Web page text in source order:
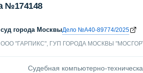
№174148
города МосквыДело №А40-89774/2025
ООО "ГАРПИКС", ГУП ГОРОДА МОСКВЫ
Судебная компьютерно-